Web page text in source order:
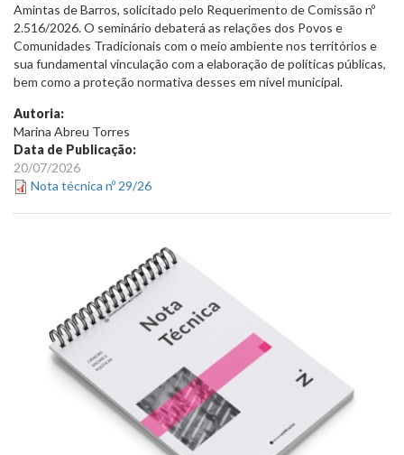
Amintas de Barros, solicitado pelo Requerimento de Comissão nº
2.516/2026. O seminário debaterá as relações dos Povos e
Comunidades Tradicionais com o meio ambiente nos territórios e
sua fundamental vinculação com a elaboração de políticas públicas,
bem como a proteção normativa desses em nível municipal.
Autoria:
Marina Abreu Torres
Data de Publicação:
20/07/2026
Nota técnica nº 29/26